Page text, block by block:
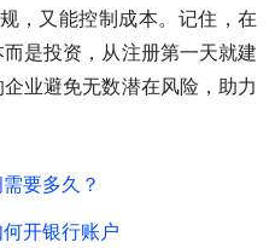
，又能控制成本。记住，在
是投资，从注册第一天就建
业避免无数潜在风险，助力
要多久？
开银行账户